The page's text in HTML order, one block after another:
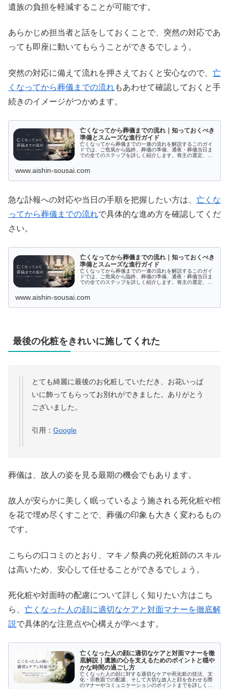
遺族の負担を軽減することが可能です。
あらかじめ担当者と話をしておくことで、突然の対応であ
っても即座に動いてもらうことができるでしょう。
突然の対応に備えて流れを押さえておくと安心なので、 亡
くなってから葬儀までの流れもあわせて確認しておくと手
続きのイメージがつかめます。
亡くなってから葬儀までの流れ｜知っておくべき
準備とスムーズな進行ガイド
亡くなってから葬儀までの一連の流れを解説するこのガイ
ドでは、ご危篤から臨終、葬儀の準備、通夜・葬儀当日ま
での全てのステップを詳しく紹介します。喪主の選定、葬
儀を進行させたい方に最適な内容です。
www.aishin-sousai.com
急な訃報への対応や当日の手順を把握したい方は、 亡くな
ってから葬儀までの流れで具体的な進め方を確認してくだ
さい。
亡くなってから葬儀までの流れ｜知っておくべき
準備とスムーズな進行ガイド
亡くなってから葬儀までの一連の流れを解説するこのガイ
ドでは、ご危篤から臨終、葬儀の準備、通夜・葬儀当日ま
での全てのステップを詳しく紹介します。喪主の選定、葬
儀を進行させたい方に最適な内容です。
www.aishin-sousai.com
最後の化粧をきれいに施してくれた
とても綺麗に最後のお化粧していただき、お花いっぱ
いに飾ってもらってお別れができました。ありがとう
ございました。
引用： Google
葬儀は、故人の姿を見る最期の機会でもあります。
故人が安らかに美しく眠っているよう施される死化粧や棺
を花で埋め尽くすことで、葬儀の印象も大きく変わるもの
です。
こちらの口コミのとおり、マキノ祭典の死化粧師のスキル
は高いため、安心して任せることができるでしょう。
死化粧や対面時の配慮について詳しく知りたい方はこち
ら、 亡くなった人の顔に適切なケアと対面マナーを徹底解
説で具体的な注意点や心構えが学べます。
亡くなった人の顔に適切なケアと対面マナーを徹
底解説｜遺族の心を支えるためのポイントと穏や
かな時間の過ごし方
亡くなった人の顔に対する適切なケアや死化粧の技法、文
化・宗教面での配慮、そして大切な故人と顔を合わせる際
のマナーやコミュニケーションのポイントまでを詳しく解